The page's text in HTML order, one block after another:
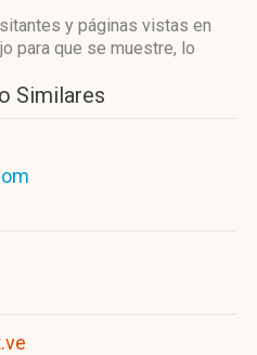
y páginas vistas en
para que se muestre, lo
Similares